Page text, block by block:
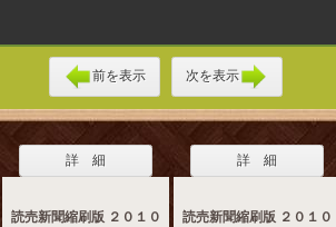
前を表示 次を表示
詳 細
読売新聞縮刷版 ２０１０
詳 細
読売新聞縮刷版 ２０１０